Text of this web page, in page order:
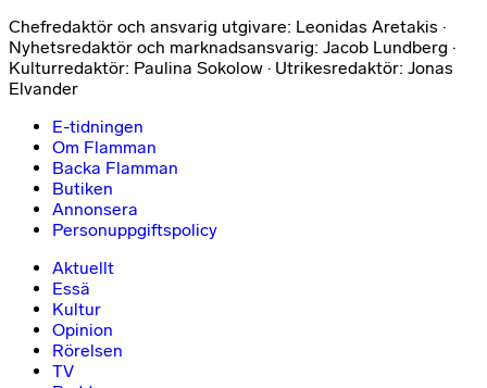
Chefredaktör och ansvarig utgivare: Leonidas Aretakis ·
Nyhetsredaktör och marknadsansvarig: Jacob Lundberg ·
Kulturredaktör: Paulina Sokolow · Utrikesredaktör: Jonas
Elvander
E-tidningen
Om Flamman
Backa Flamman
Butiken
Annonsera
Personuppgiftspolicy
Aktuellt
Essä
Kultur
Opinion
Rörelsen
TV